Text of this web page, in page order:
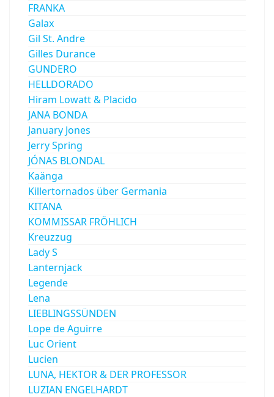
FRANKA
Galax
Gil St. Andre
Gilles Durance
GUNDERO
HELLDORADO
Hiram Lowatt & Placido
JANA BONDA
January Jones
Jerry Spring
JÓNAS BLONDAL
Kaänga
Killertornados über Germania
KITANA
KOMMISSAR FRÖHLICH
Kreuzzug
Lady S
Lanternjack
Legende
Lena
LIEBLINGSSÜNDEN
Lope de Aguirre
Luc Orient
Lucien
LUNA, HEKTOR & DER PROFESSOR
LUZIAN ENGELHARDT